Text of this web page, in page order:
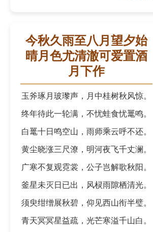
今秋久雨至八月望夕始
晴月色尤清澈可爱置酒
月下作
玉斧琢月玻瓈声，月中桂树秋风惊。
终年待此一轮满，不忧蛙食忧鼍鸣。
白鼍十日鸣空山，雨师乘云呼不还。
黄尘晓涨三尺潦，明河夜飞千丈澜。
广寒不复观霓裳，公子岂解歌秋阳。
釜星未灭日已出，风棂雨隙栖清光。
须臾绀缯展秋碧，仰见西山衔半璧。
青天冥冥星益疏，光芒寒溢千山白。